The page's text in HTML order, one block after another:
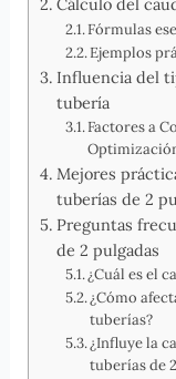
Fórmulas
Ejemplos
Influencia del
tubería
Factores a
Mejores
tuberías de 2
Preguntas
de 2 pulgadas
¿Cuál es el
¿Cómo
tuberías?
¿Influye la
tuberías de